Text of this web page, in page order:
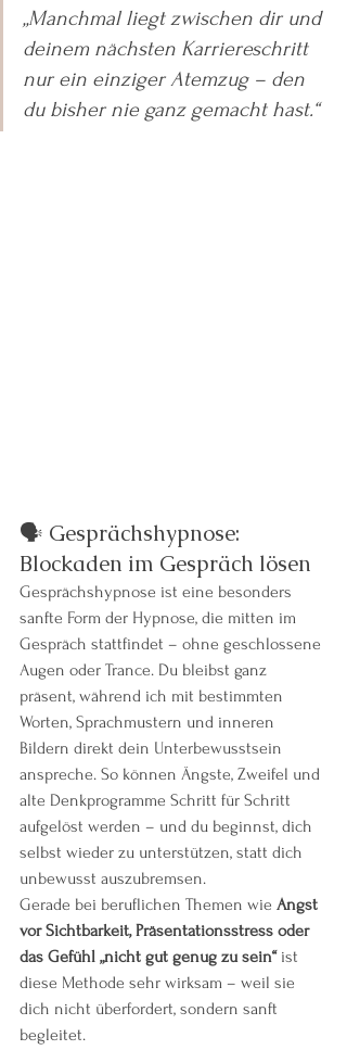
„Manchmal liegt zwischen dir und
deinem nächsten Karriereschritt
nur ein einziger Atemzug – den
du bisher nie ganz gemacht hast.“
🗣️ Gesprächshypnose:
Blockaden im Gespräch lösen
Gesprächshypnose ist eine besonders
sanfte Form der Hypnose, die mitten im
Gespräch stattfindet – ohne geschlossene
Augen oder Trance. Du bleibst ganz
präsent, während ich mit bestimmten
Worten, Sprachmustern und inneren
Bildern direkt dein Unterbewusstsein
anspreche. So können Ängste, Zweifel und
alte Denkprogramme Schritt für Schritt
aufgelöst werden – und du beginnst, dich
selbst wieder zu unterstützen, statt dich
unbewusst auszubremsen.
Gerade bei beruflichen Themen wie Angst
vor Sichtbarkeit, Präsentationsstress oder
das Gefühl „nicht gut genug zu sein“ ist
diese Methode sehr wirksam – weil sie
dich nicht überfordert, sondern sanft
begleitet.